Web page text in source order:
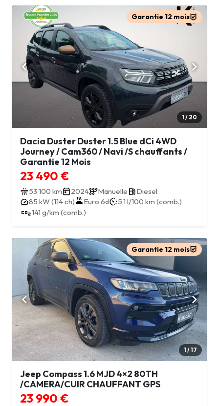
Garantie 12 mois
1 / 20
Dacia Duster Duster 1.5 Blue dCi 4WD
Journey / Cam360 / Navi /S chauffants /
Garantie 12 Mois
23 490 €
53 100 km 2024 Manuelle
Diesel
85 kW (114 ch)
Euro 6d
5,1 l/100 km (comb.)
141 g/km (comb.)
Garantie 12 mois
1 / 17
Jeep Compass 1.6 MJD 4×2 80TH
/CAMERA/CUIR CHAUFFANT GPS
23 990 €